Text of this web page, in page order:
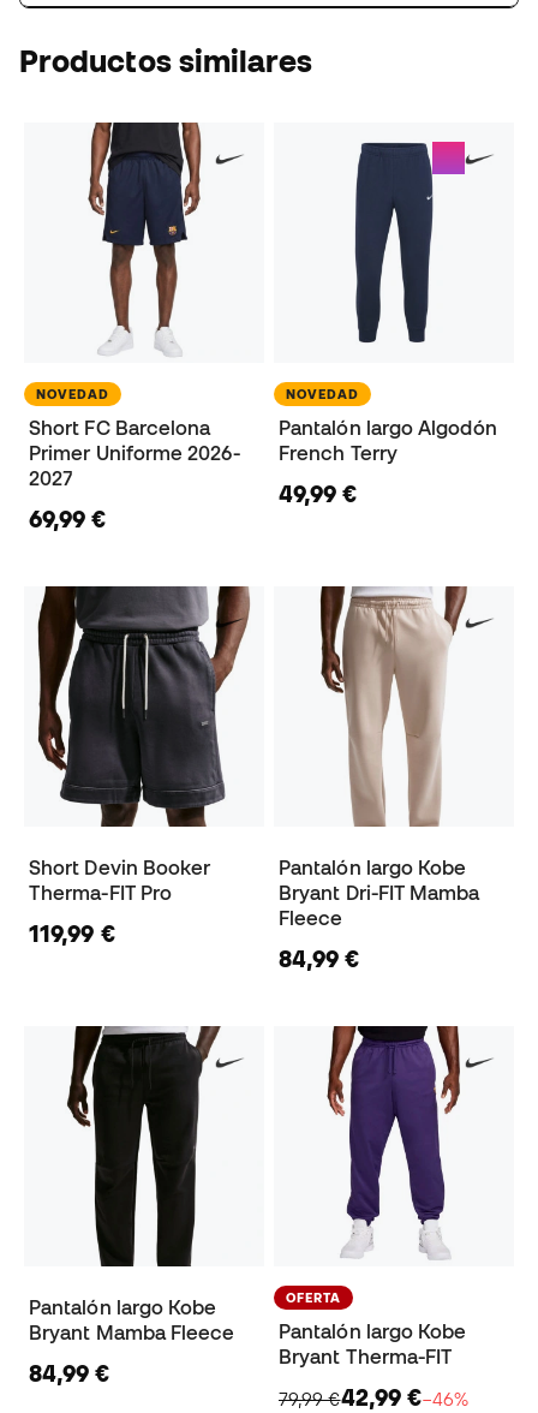
Productos similares
NOVEDAD
Short FC Barcelona
Primer Uniforme 2026-
2027
69,99 €
NOVEDAD
Pantalón largo Algodón
French Terry
49,99 €
Short Devin Booker
Therma-FIT Pro
119,99 €
Pantalón largo Kobe
Bryant Dri-FIT Mamba
Fleece
84,99 €
Pantalón largo Kobe
Bryant Mamba Fleece
84,99 €
OFERTA
Pantalón largo Kobe
Bryant Therma-FIT
79,99 €42,99 €−46%